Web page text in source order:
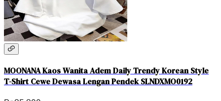
MOONANA Kaos Wanita Adem Daily Trendy Korean Style
T-Shirt Cewe Dewasa Lengan Pendek SLNDXMO0192